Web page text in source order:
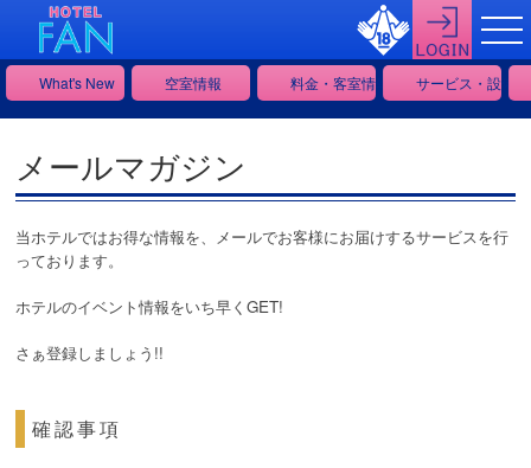
What's New 空室情報 料金・客室情報 サービス・設備
メールマガジン
当ホテルではお得な情報を、メールでお客様にお届けするサービスを行
っております。
ホテルのイベント情報をいち早くGET!
さぁ登録しましょう!!
確認事項